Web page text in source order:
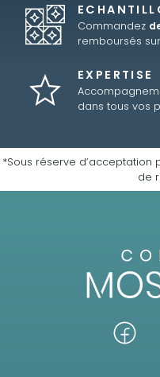
Commandez
remboursés
EXPERTISE
dans tous vos
*Sous réserve d’acceptation
de